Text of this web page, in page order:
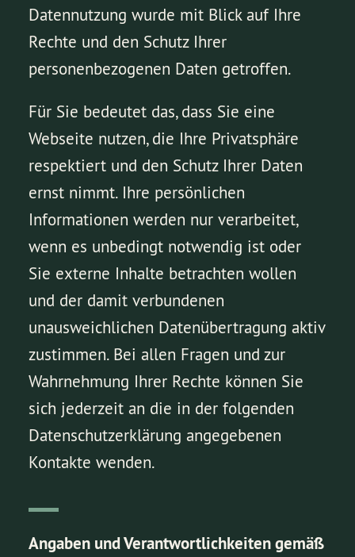
Datennutzung wurde mit Blick auf Ihre
Rechte und den Schutz Ihrer
personenbezogenen Daten getroffen.
Für Sie bedeutet das, dass Sie eine
Webseite nutzen, die Ihre Privatsphäre
respektiert und den Schutz Ihrer Daten
ernst nimmt. Ihre persönlichen
Informationen werden nur verarbeitet,
wenn es unbedingt notwendig ist oder
Sie externe Inhalte betrachten wollen
und der damit verbundenen
unausweichlichen Datenübertragung aktiv
zustimmen. Bei allen Fragen und zur
Wahrnehmung Ihrer Rechte können Sie
sich jederzeit an die in der folgenden
Datenschutzerklärung angegebenen
Kontakte wenden.
Angaben und Verantwortlichkeiten gemäß